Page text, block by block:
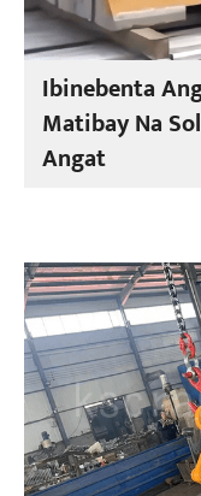
Ibinebenta
Matibay Na
Angat